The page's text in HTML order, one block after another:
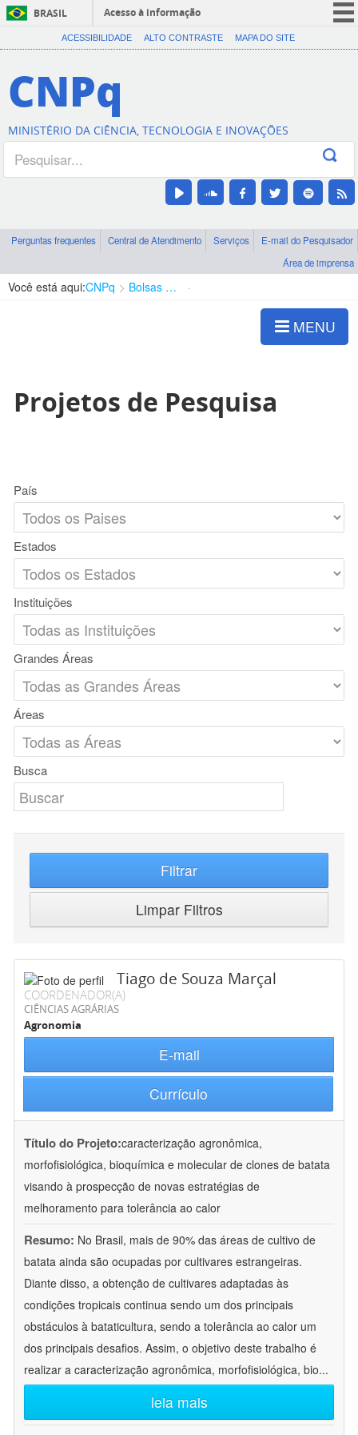
BRASIL
Acesso à informação
CORONAVÍRUS (COVID-19)
Canais
ACESSIBILIDADE ALTO CONTRASTE MAPA DO SITE
CNPq
MINISTÉRIO DA CIÊNCIA, TECNOLOGIA E INOVAÇÕES
Perguntas frequentes Central de Atendimento Serviços
E-mail do Pesquisador
Área de imprensa
Você está aqui:CNPq Bolsas e Auxílios Vigentes
MENU
Projetos de Pesquisa
País
Estados
Instituições
Grandes Áreas
Áreas
Busca
Filtrar
Limpar Filtros
Tiago de Souza Marçal
COORDENADOR(A)
CIÊNCIAS AGRÁRIAS
Agronomia
E-mail
Currículo
Título do Projeto:caracterização agronômica,
morfofisiológica, bioquímica e molecular de clones de batata
visando à prospecção de novas estratégias de
melhoramento para tolerância ao calor
Resumo: No Brasil, mais de 90% das áreas de cultivo de
batata ainda são ocupadas por cultivares estrangeiras.
Diante disso, a obtenção de cultivares adaptadas às
condições tropicais continua sendo um dos principais
obstáculos à bataticultura, sendo a tolerância ao calor um
dos principais desafios. Assim, o objetivo deste trabalho é
realizar a caracterização agronômica, morfofisiológica, bio...
leia mais